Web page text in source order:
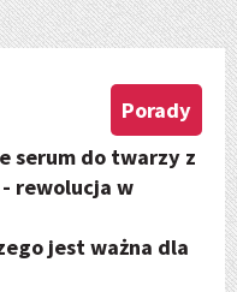
Porady
serum do twarzy z
rewolucja w
jest ważna dla